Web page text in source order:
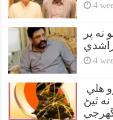
4
پر
4
ٿيڻ